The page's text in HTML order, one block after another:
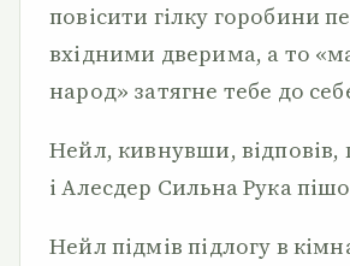
повісити гілку горобини
вхідними дверима, а то
народ» затягне тебе до
Нейл, кивнувши, відповів,
і Алесдер Сильна Рука
Нейл підмів підлогу в